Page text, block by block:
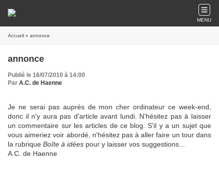
MENU
Accueil » annonce
annonce
Publié le 16/07/2010 à 14:00
Par A.C. de Haenne
Je ne serai pas auprès de mon cher ordinateur ce week-end,
donc il n'y aura pas d'article avant lundi. N'hésitez pas à laisser
un commentaire sur les articles de ce blog. S'il y a un sujet que
vous aimeriez voir abordé, n'hésitez pas à aller faire un tour dans
la rubrique Boîte à idées pour y laisser vos suggestions...
A.C. de Haenne